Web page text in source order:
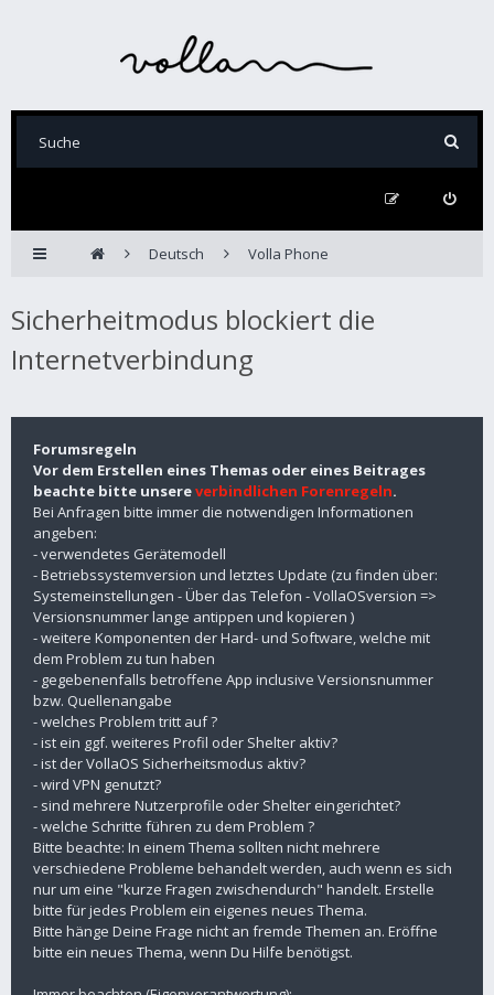
Deutsch Volla Phone
Sicherheitmodus blockiert die
Internetverbindung
Forumsregeln
Vor dem Erstellen eines Themas oder eines Beitrages
beachte bitte unsereverbindlichen Forenregeln.
Bei Anfragen bitte immer die notwendigen Informationen
angeben:
- verwendetes Gerätemodell
- Betriebssystemversion und letztes Update (zu finden über:
Systemeinstellungen - Über das Telefon - VollaOSversion =>
Versionsnummer lange antippen und kopieren )
- weitere Komponenten der Hard- und Software, welche mit
dem Problem zu tun haben
- gegebenenfalls betroffene App inclusive Versionsnummer
bzw. Quellenangabe
- welches Problem tritt auf ?
- ist ein ggf. weiteres Profil oder Shelter aktiv?
- ist der VollaOS Sicherheitsmodus aktiv?
- wird VPN genutzt?
- sind mehrere Nutzerprofile oder Shelter eingerichtet?
- welche Schritte führen zu dem Problem ?
Bitte beachte: In einem Thema sollten nicht mehrere
verschiedene Probleme behandelt werden, auch wenn es sich
nur um eine "kurze Fragen zwischendurch" handelt. Erstelle
bitte für jedes Problem ein eigenes neues Thema.
Bitte hänge Deine Frage nicht an fremde Themen an. Eröffne
bitte ein neues Thema, wenn Du Hilfe benötigst.